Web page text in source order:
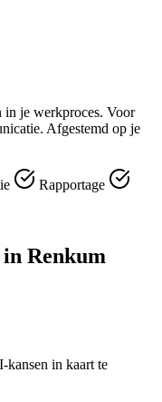
in je werkproces. Voor
Afgestemd op je
Rapportage
Renkum
kansen in kaart te